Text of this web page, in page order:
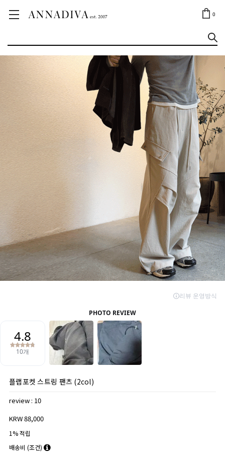
0
ANNA JEWELRY
플랩포켓 스트링 팬츠 (2col)
review : 10
KRW 88,000
1% 적립
배송비 (조건)